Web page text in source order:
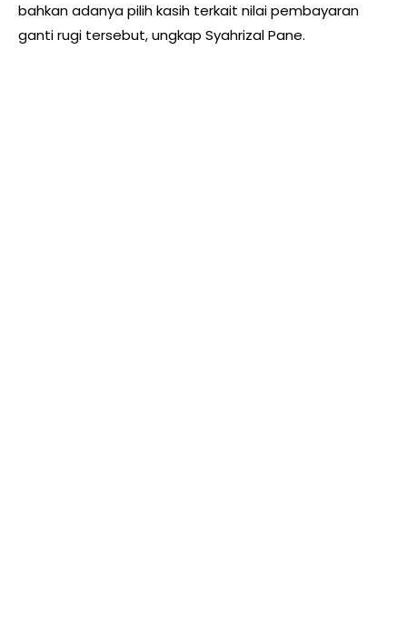
bahkan adanya pilih kasih terkait nilai pembayaran
ganti rugi tersebut, ungkap Syahrizal Pane.